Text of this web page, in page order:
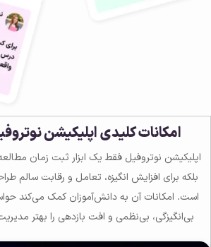
امکانات کلیدی اپلیکیشن
اپلیکیشن نوتروفیل فقط یک ابزار ثبت زمان
بلکه برای افزایش انگیزه، تعامل و رقابت سالم
است. امکانات آن به دانش‌آموزان کمک می‌کند
بی‌انگیزگی، بی‌نظمی و افت بازدهی را بهتر